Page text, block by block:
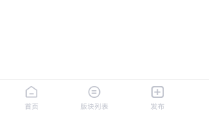
首页 版块列表 发布